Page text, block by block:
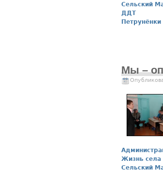
Сельский
ДДТ
Петрунёнки
Мы –
Жизнь села
Сельский